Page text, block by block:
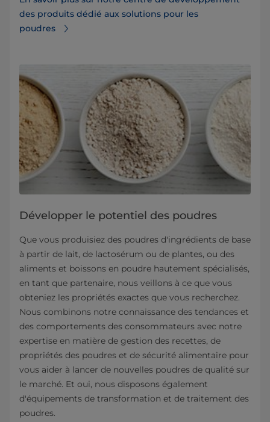
des produits dédié aux solutions pour les
poudres
Développer le potentiel des poudres
Que vous produisiez des poudres d'ingrédients de base
à partir de lait, de lactosérum ou de plantes, ou des
aliments et boissons en poudre hautement spécialisés,
en tant que partenaire, nous veillons à ce que vous
obteniez les propriétés exactes que vous recherchez.
Nous combinons notre connaissance des tendances et
des comportements des consommateurs avec notre
expertise en matière de gestion des recettes, de
propriétés des poudres et de sécurité alimentaire pour
vous aider à lancer de nouvelles poudres de qualité sur
le marché. Et oui, nous disposons également
d'équipements de transformation et de traitement des
poudres.